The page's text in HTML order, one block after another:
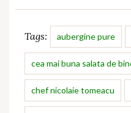
Tags: aubergine pure
cea mai buna salata de
chef nicolaie tomeacu